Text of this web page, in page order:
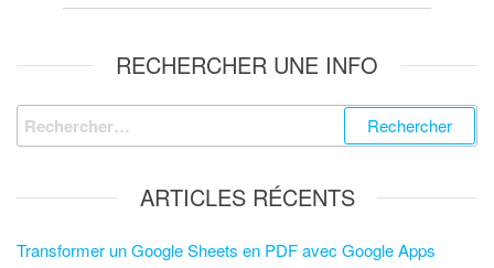
RECHERCHER UNE INFO
ARTICLES RÉCENTS
Transformer un Google Sheets en PDF avec Google Apps